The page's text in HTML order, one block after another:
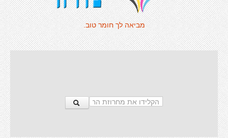
מביאה לך חומר טוב.